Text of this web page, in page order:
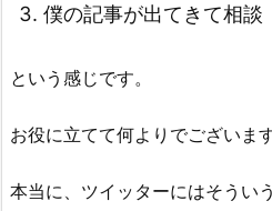
僕の記事が出てきて相談
という感じです。
お役に立てて何よりでございます
本当に、ツイッターにはそうい